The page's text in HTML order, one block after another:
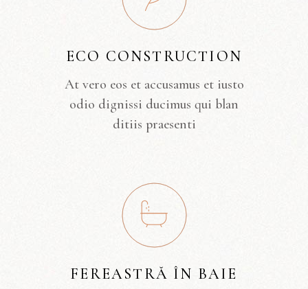
ECO CONSTRUCTION
At vero eos et accusamus et iusto
odio dignissi ducimus qui blan
ditiis praesenti
FEREASTRĂ ÎN BAIE